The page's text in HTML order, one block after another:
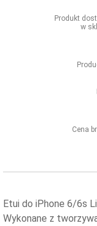
Produkt
w
Cena
Etui do iPhone 6/6s
Wykonane z